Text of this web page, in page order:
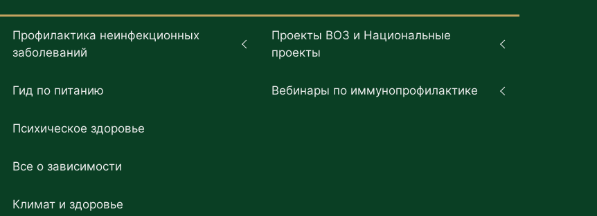
Профилактика неинфекционных
заболеваний
Гид по питанию
Психическое здоровье
Все о зависимости
Климат и здоровье
Проекты ВОЗ и Национальные
проекты
Вебинары по иммунопрофилактике